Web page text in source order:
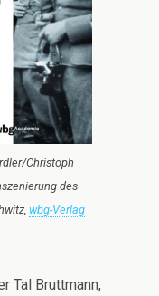
Christoph
des
wbg-Verlag
Tal Bruttmann,